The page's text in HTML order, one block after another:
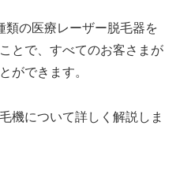
類の医療レーザー脱毛器を
とで、すべてのお客さまが
ができます。
機について詳しく解説しま